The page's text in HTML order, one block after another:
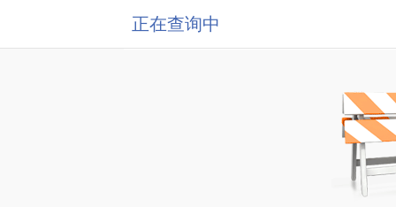
正在查询中